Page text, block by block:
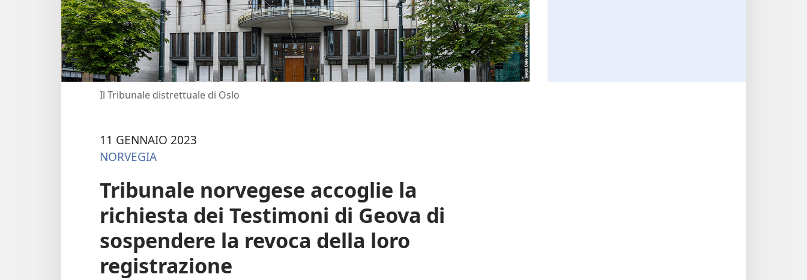
Il Tribunale distrettuale di Oslo
11 GENNAIO 2023
NORVEGIA
Tribunale norvegese accoglie la
richiesta dei Testimoni di Geova di
sospendere la revoca della loro
registrazione